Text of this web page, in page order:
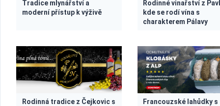
Tradice mlynářství a
moderní přístup k výživě
Rodinné vinařství z
kde se rodí vína s
charakterem Pálavy
Rodinná tradice z Čejkovic s
Francouzské lahůdky s